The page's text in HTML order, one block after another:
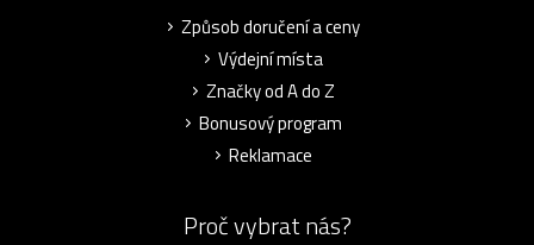
Způsob doručení a ceny
Výdejní místa
Značky od A do Z
Bonusový program
Reklamace
Proč vybrat nás?